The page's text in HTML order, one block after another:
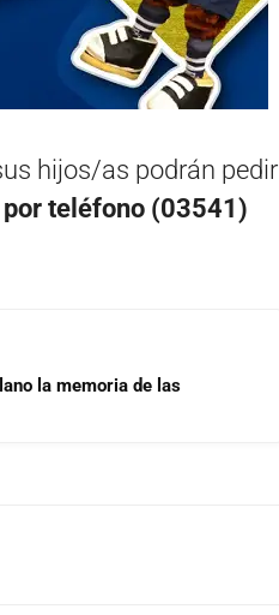
hijos/as podrán pedir
teléfono (03541)
la memoria de las